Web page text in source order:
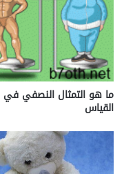
ما هو التمثال النصفي في
القياس